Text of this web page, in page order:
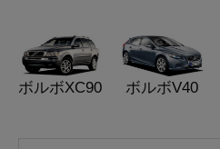
ボルボXC90 ボルボV40